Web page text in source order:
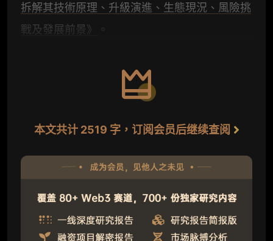
拆解其技術原理、升級演進、生態現況、風險挑
戰及發展前景》
。
本文共计 2519 字，订阅会员后继续查阅